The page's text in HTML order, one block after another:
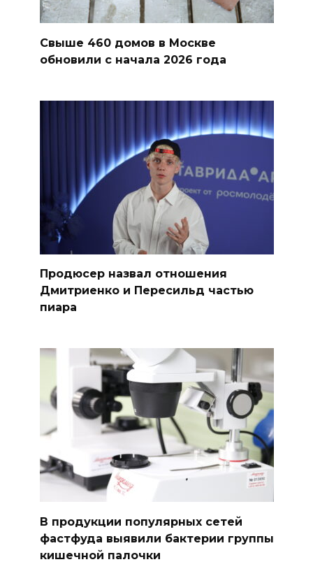
Свыше 460 домов в Москве
обновили с начала 2026 года
Продюсер назвал отношения
Дмитриенко и Пересильд частью
пиара
В продукции популярных сетей
фастфуда выявили бактерии группы
кишечной палочки